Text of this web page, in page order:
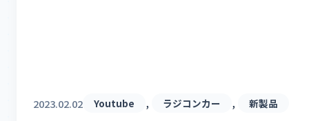
2023.02.02 Youtube , ラジコンカー , 新製品